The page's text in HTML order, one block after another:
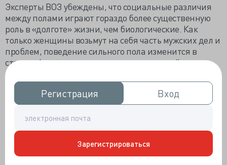
Регистрация
Регистрация Вход
Вход
Зарегистрироваться
Эксперты ВОЗ убеждены, что социальные различия
между полами играют гораздо более существенную
роль в «долготе» жизни, чем биологические. Как
только женщины возьмут на себя часть мужских дел и
проблем, поведение сильного пола изменится в
сторону феминизации, не предполагающей
рискованного образа жизни. Экспертов не пугает
сокращение женской жизни в результате отказа от
стереотипов гендерного поведения в пользу
«омужичивания» - равенство полов гармонизирует
распределение «вредных» рабочих мест,
достающихся сегодня мужчинам.
Исследование ВЭФ по 14 критериям рассчитало для
149 стран индекс гендерного равенства. Самые